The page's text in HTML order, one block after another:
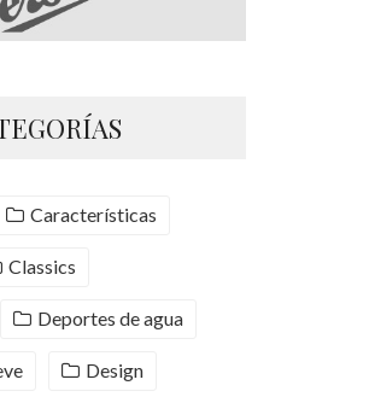
Características
Classics
Deportes de agua
Design